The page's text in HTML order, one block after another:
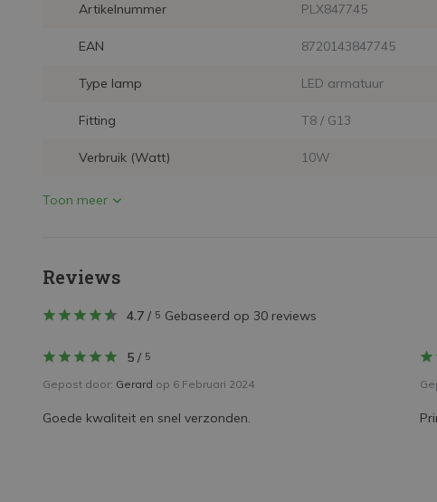
Artikelnummer PLX847745
EAN 8720143847745
Type lamp LED armatuur
Fitting T8 / G13
Verbruik (Watt) 10W
Toon meer
Reviews
4.7 / 5 Gebaseerd op 30 reviews
5 / 5
Gepost door: Gerard op 6 Februari 2024
Goede kwaliteit en snel verzonden.